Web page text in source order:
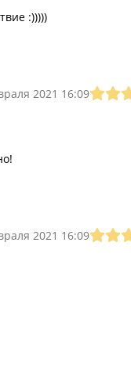
:)))))
2021 16:09
2021 16:09